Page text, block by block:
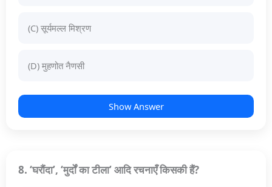
(C) सूर्यमल्ल मिश्रण
(D) मुहणोत नैणसी
Show Answer
8. ‘घरौंदा’, ‘मुर्दों का टीला’ आदि रचनाएँ किसकी हैं?